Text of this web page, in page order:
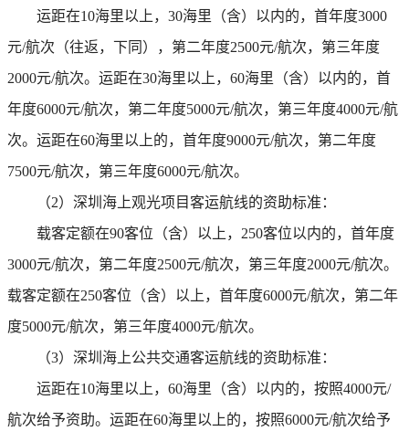
运距在10海里以上，30海里（含）以内的，首年度3000
元/航次（往返，下同），第二年度2500元/航次，第三年度
2000元/航次。运距在30海里以上，60海里（含）以内的，首
年度6000元/航次，第二年度5000元/航次，第三年度4000元/航
次。运距在60海里以上的，首年度9000元/航次，第二年度
7500元/航次，第三年度6000元/航次。
（2）深圳海上观光项目客运航线的资助标准：
载客定额在90客位（含）以上，250客位以内的，首年度
3000元/航次，第二年度2500元/航次，第三年度2000元/航次。
载客定额在250客位（含）以上，首年度6000元/航次，第二年
度5000元/航次，第三年度4000元/航次。
（3）深圳海上公共交通客运航线的资助标准：
运距在10海里以上，60海里（含）以内的，按照4000元/
航次给予资助。运距在60海里以上的，按照6000元/航次给予